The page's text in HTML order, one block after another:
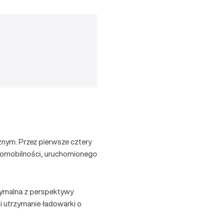
Przez pierwsze cztery
uruchomionego
z perspektywy
ładowarki o